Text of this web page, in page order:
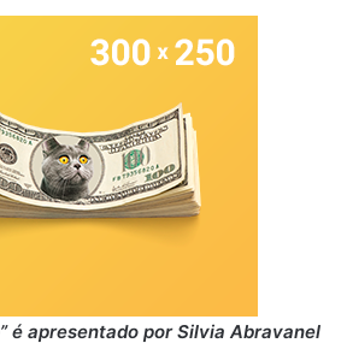
é apresentado por Silvia Abravanel